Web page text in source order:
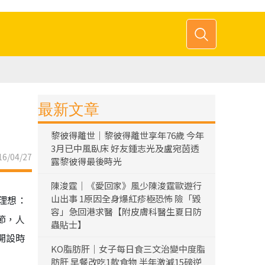
04/27
想：
，人
設時
最新文章
黎彼得離世｜黎彼得離世享年76歲 今年
3月已中風臥床 好友鍾志光及盧宛茵透
露黎彼得最後時光
陳浚霆｜《愛回家》風少陳浚霆歐遊行
山出事 1原因全身爆紅疹極恐怖 險「毀
容」急回港求醫【附皮膚科醫生夏日防
蟲貼士】
KO脂肪肝｜女子每日食三文治變中度脂
肪肝 早餐改吃1款食物 半年激減15磅逆